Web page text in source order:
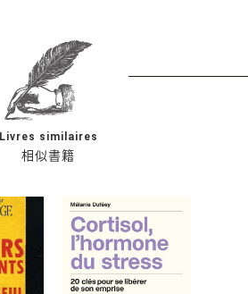
相似書籍
Livres similaires